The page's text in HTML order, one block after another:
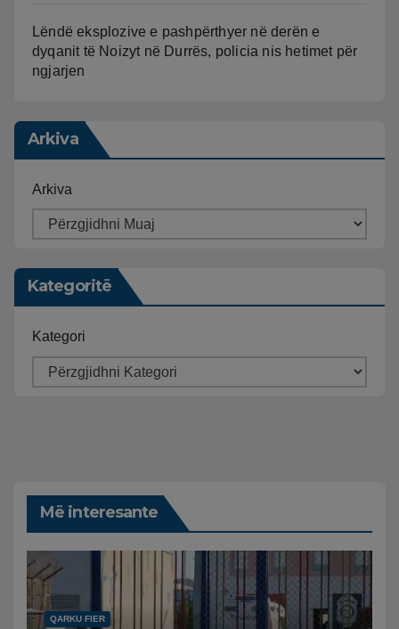
Lëndë eksplozive e pashpërthyer në derën e
dyqanit të Noizyt në Durrës, policia nis hetimet për
ngjarjen
Arkiva
Arkiva
Kategoritë
Kategori
Më interesante
QARKU FIER